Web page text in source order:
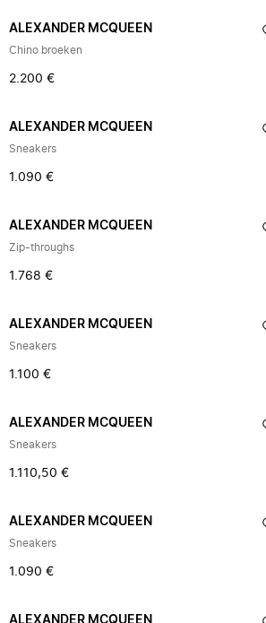
ALEXANDER MCQUEEN
Chino broeken
2.200 €
ALEXANDER MCQUEEN
Sneakers
1.090 €
ALEXANDER MCQUEEN
Zip-throughs
1.768 €
ALEXANDER MCQUEEN
Sneakers
1.100 €
ALEXANDER MCQUEEN
Sneakers
1.110,50 €
ALEXANDER MCQUEEN
Sneakers
1.090 €
ALEXANDER MCQUEEN